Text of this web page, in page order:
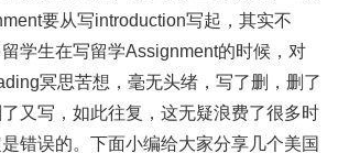
要从写introduction写起，其实不
学生在写留学Assignment的时候，对
冥思苦想，毫无头绪，写了删，删了
又写，如此往复，这无疑浪费了很多时
错误的。下面小编给大家分享几个美国